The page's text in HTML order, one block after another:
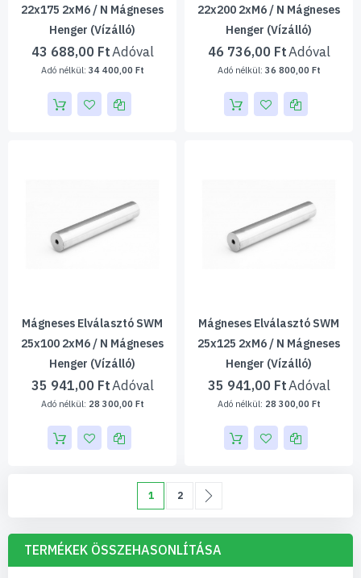
22x175 2xM6 / N Mágneses
Henger (vízálló)
43 688,00 Ft
34 400,00 Ft
22x200 2xM6 / N Mágneses
Henger (vízálló)
46 736,00 Ft
36 800,00 Ft
Mágneses Elválasztó SWM
25x100 2xM6 / N Mágneses
Henger (vízálló)
35 941,00 Ft
28 300,00 Ft
Mágneses Elválasztó SWM
25x125 2xM6 / N Mágneses
Henger (vízálló)
35 941,00 Ft
28 300,00 Ft
You're currently reading page
1 Oldal
2
TERMÉKEK ÖSSZEHASONLÍTÁSA